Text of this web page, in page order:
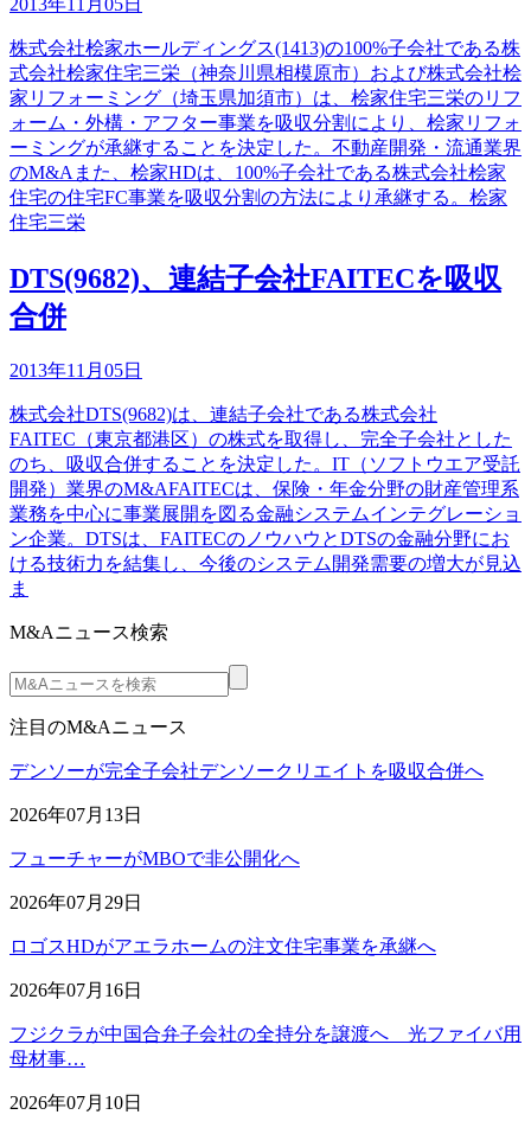
2013年11月05日
株式会社桧家ホールディングス(1413)の100%子会社である株
式会社桧家住宅三栄（神奈川県相模原市）および株式会社桧
家リフォーミング（埼玉県加須市）は、桧家住宅三栄のリフ
ォーム・外構・アフター事業を吸収分割により、桧家リフォ
ーミングが承継することを決定した。不動産開発・流通業界
のM&Aまた、桧家HDは、100%子会社である株式会社桧家
住宅の住宅FC事業を吸収分割の方法により承継する。桧家
住宅三栄
DTS(9682)、連結子会社FAITECを吸収
合併
2013年11月05日
株式会社DTS(9682)は、連結子会社である株式会社
FAITEC（東京都港区）の株式を取得し、完全子会社とした
のち、吸収合併することを決定した。IT（ソフトウエア受託
開発）業界のM&AFAITECは、保険・年金分野の財産管理系
業務を中心に事業展開を図る金融システムインテグレーショ
ン企業。DTSは、FAITECのノウハウとDTSの金融分野にお
ける技術力を結集し、今後のシステム開発需要の増大が見込
ま
M&Aニュース検索
注目のM&Aニュース
デンソーが完全子会社デンソークリエイトを吸収合併へ
2026年07月13日
フューチャーがMBOで非公開化へ
2026年07月29日
ロゴスHDがアエラホームの注文住宅事業を承継へ
2026年07月16日
フジクラが中国合弁子会社の全持分を譲渡へ 光ファイバ用
母材事…
2026年07月10日